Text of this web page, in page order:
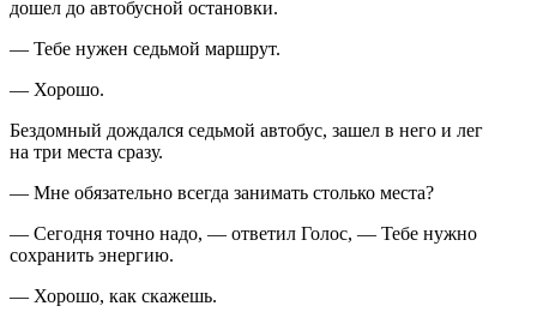
дошел до автобусной остановки.
— Тебе нужен седьмой маршрут.
— Хорошо.
Бездомный дождался седьмой автобус, зашел в него и лег
на три места сразу.
— Мне обязательно всегда занимать столько места?
— Сегодня точно надо, — ответил Голос, — Тебе нужно
сохранить энергию.
— Хорошо, как скажешь.